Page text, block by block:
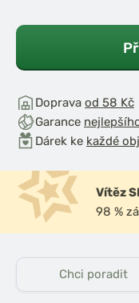
Doprava od 58 Kč
Garance
Dárek ke každé
Vítěz
98 %
Chci poradit